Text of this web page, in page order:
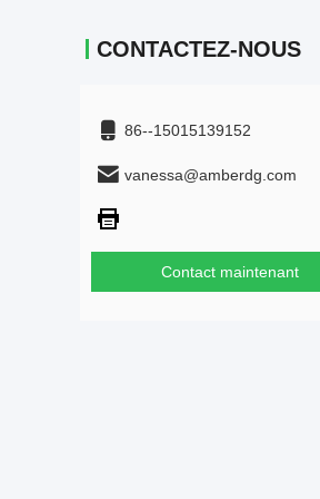
CONTACTEZ-NOUS
86--15015139152
vanessa@amberdg.com
Contact maintenant